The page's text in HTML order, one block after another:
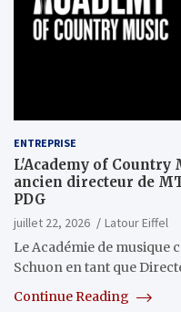
ENTREPRISE
L'Academy of Country
ancien directeur de
PDG
juillet 22, 2026
Latour Eiffel
Le Académie de musique
Schuon en tant que
Continue Reading